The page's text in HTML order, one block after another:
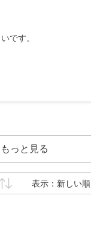
です。
もっと見る
表示：新しい順